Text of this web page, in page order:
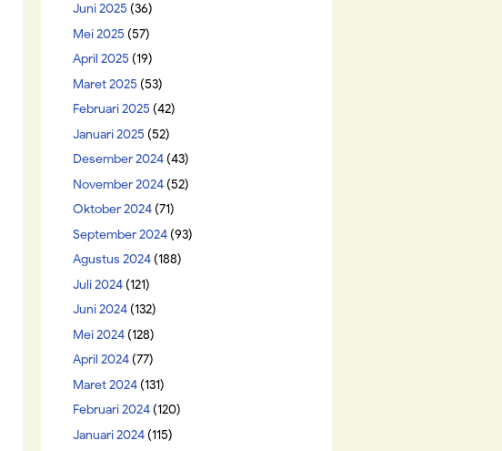
Juni 2025 (36)
Mei 2025 (57)
April 2025 (19)
Maret 2025 (53)
Februari 2025 (42)
Januari 2025 (52)
Desember 2024(43)
November 2024(52)
Oktober 2024(71)
September 2024(93)
Agustus 2024(188)
Juli 2024(121)
Juni 2024(132)
Mei 2024(128)
April 2024(77)
Maret 2024(131)
Februari 2024(120)
Januari 2024(115)